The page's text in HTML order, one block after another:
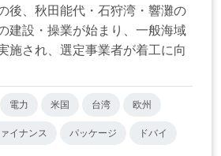
後、秋田能代・石狩湾・響灘の
建設・操業が始まり、一般海域
施され、選定事業者が着工に向
電力 米国 台湾 欧州
イナンス パッケージ ドバイ